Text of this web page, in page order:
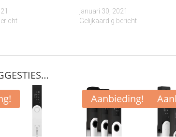
januari 30, 2021
Gelijkaardig bericht
Aanbieding!